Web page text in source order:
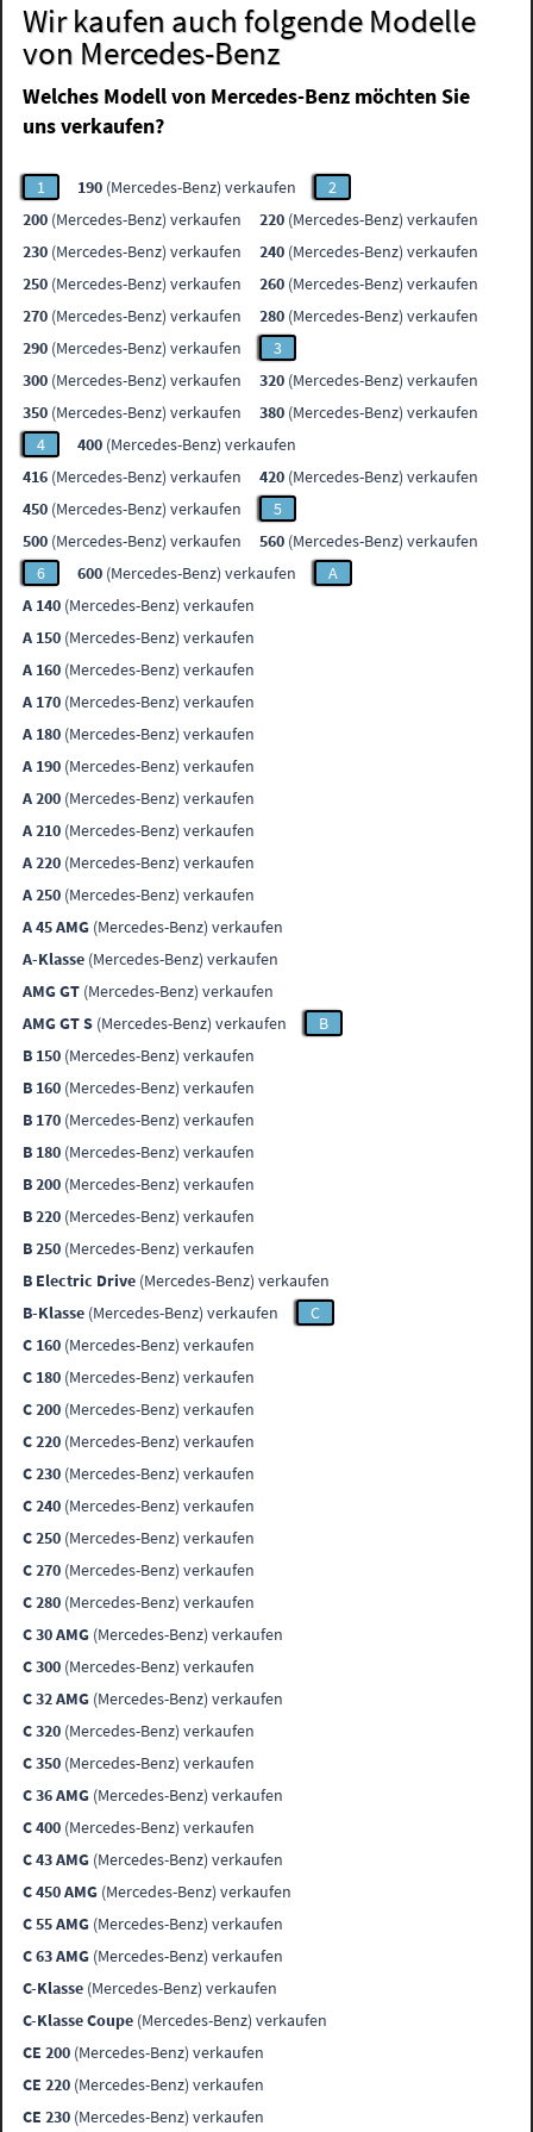
Wir kaufen auch folgende Modelle
von Mercedes-Benz
Welches Modell von Mercedes-Benz möchten Sie
uns verkaufen?
1 190 (Mercedes-Benz) verkaufen
2
200 (Mercedes-Benz) verkaufen 220 (Mercedes-Benz) verkaufen
230 (Mercedes-Benz) verkaufen 240 (Mercedes-Benz) verkaufen
250 (Mercedes-Benz) verkaufen 260 (Mercedes-Benz) verkaufen
270 (Mercedes-Benz) verkaufen 280 (Mercedes-Benz) verkaufen
290 (Mercedes-Benz) verkaufen
3
300 (Mercedes-Benz) verkaufen 320 (Mercedes-Benz) verkaufen
350 (Mercedes-Benz) verkaufen 380 (Mercedes-Benz) verkaufen
4
400 (Mercedes-Benz) verkaufen
416 (Mercedes-Benz) verkaufen 420 (Mercedes-Benz) verkaufen
450 (Mercedes-Benz) verkaufen
5
500 (Mercedes-Benz) verkaufen 560 (Mercedes-Benz) verkaufen
6
600 (Mercedes-Benz) verkaufen
A
A 140 (Mercedes-Benz) verkaufen
A 150 (Mercedes-Benz) verkaufen
A 160 (Mercedes-Benz) verkaufen
A 170 (Mercedes-Benz) verkaufen
A 180 (Mercedes-Benz) verkaufen
A 190 (Mercedes-Benz) verkaufen
A 200 (Mercedes-Benz) verkaufen
A 210 (Mercedes-Benz) verkaufen
A 220 (Mercedes-Benz) verkaufen
A 250 (Mercedes-Benz) verkaufen
A 45 AMG (Mercedes-Benz) verkaufen
A-Klasse (Mercedes-Benz) verkaufen
AMG GT (Mercedes-Benz) verkaufen
AMG GT S (Mercedes-Benz) verkaufen
B
B 150 (Mercedes-Benz) verkaufen
B 160 (Mercedes-Benz) verkaufen
B 170 (Mercedes-Benz) verkaufen
B 180 (Mercedes-Benz) verkaufen
B 200 (Mercedes-Benz) verkaufen
B 220 (Mercedes-Benz) verkaufen
B 250 (Mercedes-Benz) verkaufen
B Electric Drive (Mercedes-Benz) verkaufen
B-Klasse (Mercedes-Benz) verkaufen
C
C 160 (Mercedes-Benz) verkaufen
C 180 (Mercedes-Benz) verkaufen
C 200 (Mercedes-Benz) verkaufen
C 220 (Mercedes-Benz) verkaufen
C 230 (Mercedes-Benz) verkaufen
C 240 (Mercedes-Benz) verkaufen
C 250 (Mercedes-Benz) verkaufen
C 270 (Mercedes-Benz) verkaufen
C 280 (Mercedes-Benz) verkaufen
C 30 AMG (Mercedes-Benz) verkaufen
C 300 (Mercedes-Benz) verkaufen
C 32 AMG (Mercedes-Benz) verkaufen
C 320 (Mercedes-Benz) verkaufen
C 350 (Mercedes-Benz) verkaufen
C 36 AMG (Mercedes-Benz) verkaufen
C 400 (Mercedes-Benz) verkaufen
C 43 AMG (Mercedes-Benz) verkaufen
C 450 AMG (Mercedes-Benz) verkaufen
C 55 AMG (Mercedes-Benz) verkaufen
C 63 AMG (Mercedes-Benz) verkaufen
C-Klasse (Mercedes-Benz) verkaufen
C-Klasse Coupe (Mercedes-Benz) verkaufen
CE 200 (Mercedes-Benz) verkaufen
CE 220 (Mercedes-Benz) verkaufen
CE 230 (Mercedes-Benz) verkaufen